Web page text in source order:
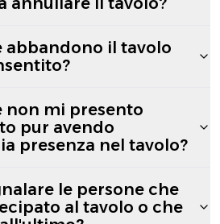
abbandono il tavolo
non mi presento
pur avendo
presenza nel tavolo?
le persone che
al tavolo o che